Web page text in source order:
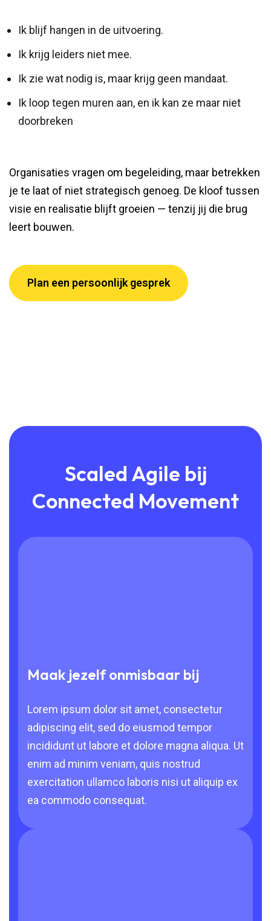
Ik blijf hangen in de uitvoering.
Ik krijg leiders niet mee.
Ik zie wat nodig is, maar krijg geen mandaat.
Ik loop tegen muren aan, en ik kan ze maar niet
doorbreken
Organisaties vragen om begeleiding, maar betrekken
je te laat of niet strategisch genoeg. De kloof tussen
visie en realisatie blijft groeien — tenzij jij die brug
leert bouwen.
Plan een persoonlijk gesprek
Scaled Agile bij
Connected Movement
Maak jezelf onmisbaar bij
Lorem ipsum dolor sit amet, consectetur
adipiscing elit, sed do eiusmod tempor
incididunt ut labore et dolore magna aliqua. Ut
enim ad minim veniam, quis nostrud
exercitation ullamco laboris nisi ut aliquip ex
ea commodo consequat.